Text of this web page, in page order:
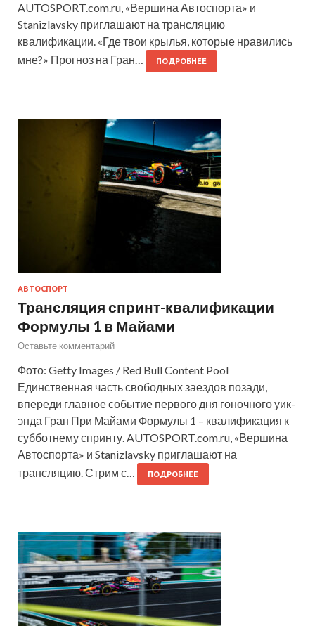
AUTOSPORT.com.ru, «Вершина Автоспорта» и
Stanizlavsky приглашают на трансляцию
квалификации. «Где твои крылья, которые нравились
мне?» Прогноз на Гран…
ПОДРОБНЕЕ
АВТОСПОРТ
Трансляция спринт-квалификации
Формулы 1 в Майами
Оставьте комментарий
Фото: Getty Images / Red Bull Content Pool
Единственная часть свободных заездов позади,
впереди главное событие первого дня гоночного уик-
энда Гран При Майами Формулы 1 – квалификация к
субботнему спринту. AUTOSPORT.com.ru, «Вершина
Автоспорта» и Stanizlavsky приглашают на
трансляцию. Стрим с…
ПОДРОБНЕЕ